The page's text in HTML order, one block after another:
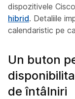
dispozitivele
hibrid. Detaliile
calendaristic pe
Un buton
de întâlniri